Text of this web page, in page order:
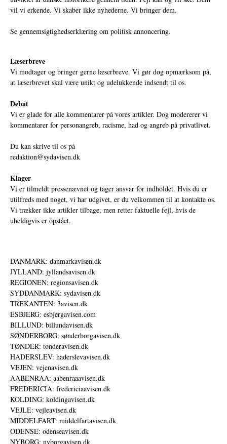
vil vi erkende. Vi skaber ikke nyhederne. Vi bringer dem.
Se gennemsigtighedserklæring om politisk annoncering.
Læserbreve
Vi modtager og bringer gerne læserbreve. Vi gør dog opmærksom på,
at læserbrevet skal være unikt og udelukkende indsendt til os.
Debat
Vi er glade for alle kommentarer på vores artikler. Dog modererer vi
kommentarer for personangreb, racisme, had og angreb på privatlivet.
Du kan skrive til os på
redaktion@sydavisen.dk
Klager
Vi er tilmeldt pressenævnet og tager ansvar for indholdet. Hvis du er
utilfreds med noget, vi har udgivet, er du velkommen til at kontakte os.
Vi trækker ikke artikler tilbage, men retter faktuelle fejl, hvis de
uheldigvis er opstået.
DANMARK: danmarkavisen.dk
JYLLAND: jyllandsavisen.dk
REGIONEN: regionsavisen.dk
SYDDANMARK: sydavisen.dk
TREKANTEN: 3avisen.dk
ESBJERG: esbjergavisen.com
BILLUND: billundavisen.dk
SØNDERBORG: sønderborgavisen.dk
TØNDER: tønderavisen.dk
HADERSLEV: haderslevavisen.dk
VEJEN: vejenavisen.dk
AABENRAA: aabenraaavisen.dk
FREDERICIA: fredericiaavisen.dk
KOLDING: koldingavisen.dk
VEJLE: vejleavisen.dk
MIDDELFART: middelfartavisen.dk
ODENSE: odenseavisen.dk
NYBORG: nyborgavisen.dk